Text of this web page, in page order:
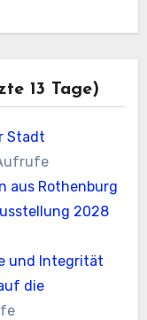
13 Tage)
Stadt
aus Rothenburg
2028
und Integrität
die